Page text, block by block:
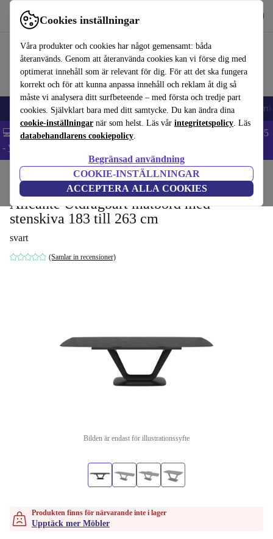
Cookies inställningar
Våra produkter och cookies har något gemensamt: båda
återanvänds. Genom att återanvända cookies kan vi förse dig med
optimerat innehåll som är relevant för dig. För att det ska fungera
korrekt och för att kunna anpassa innehåll och reklam åt dig så
måste vi analysera ditt surfbeteende – med första och tredje part
cookies. Självklart bara med ditt samtycke. Du kan ändra dina
cookie-inställningar när som helst. Läs vår integritetspolicy. Läs
databehandlarens cookiepolicy.
Begränsad användning
COOKIE-INSTÄLLNINGAR
ACCEPTERA ALLA COOKIES
Använd refurbed snabbt och enkelt
🎒 Back to school Mobiltelefoner Bärbara datorer Surfplattor
💻 Extra 5% rabatt på alla MacBooks och laptops - Code: LAPTOP5
- Villkor
Hushåll Möbler
Alicante Utdragbart matbord med
stenskiva 183 till 263 cm
svart
(Samlar in recensioner)
Bilden är endast för illustrationssyfte
Produkten finns för närvarande inte i lager
Upptäck mer Möbler